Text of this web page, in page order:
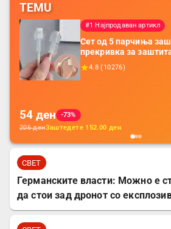
TEMU
#1 Најпродаван артикл
Сет од 5 парчиња
прекривка за
додатоци за заштита
батерија, за
4.8 ( 10276)
54 ден
-73%
206денЗаштедете 152.00 ден
СВЕТ
Германските власти: Можно е
да стои зад дронот со